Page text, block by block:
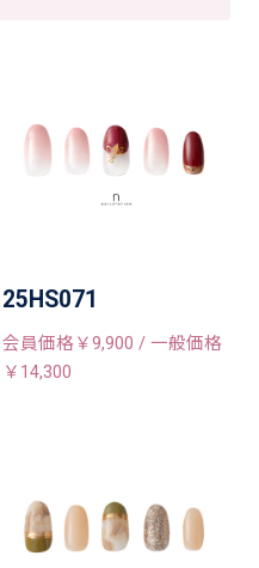
25HS071
会員価格￥9,900 / 一般価格
￥14,300